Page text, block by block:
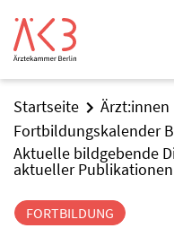
Startseite Ärzt:innen
Fortbildungskalender
Aktuelle bildgebende
aktueller Publikationen
FORTBILDUNG